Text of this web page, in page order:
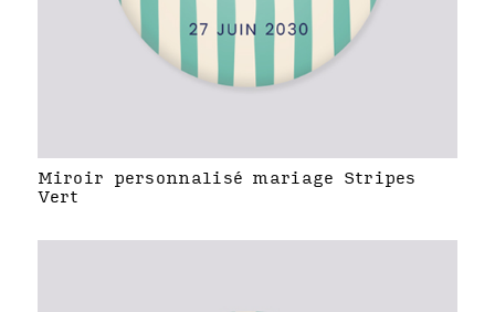
Miroir personnalisé mariage Stripes
Vert